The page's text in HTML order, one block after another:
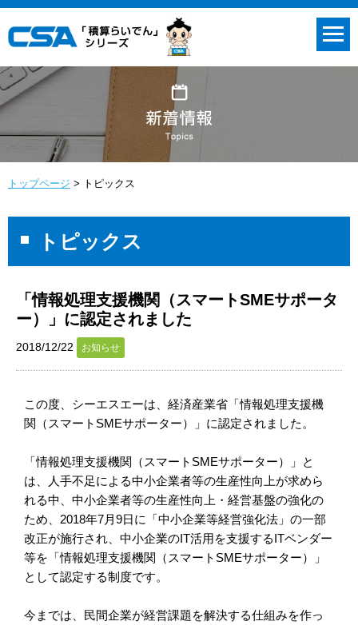
トップページ トピックス
トピックス
「情報処理支援機関（スマートSMEサポータ
ー）」に認定されました
2018/12/22 お知らせ
この度、シーエスエーは、経済産業省「情報処理支援機
関（スマートSMEサポーター）」に認定されました。
「情報処理支援機関（スマートSMEサポーター）」と
は、人手不足による中小企業者等の生産性向上が求めら
れる中、中小企業者等の生産性向上・経営基盤の強化の
ため、2018年7月9日に「中小企業等経営強化法」の一部
改正が施行され、中小企業のIT活用を支援するITベンダー
等を「情報処理支援機関（スマートSMEサポーター）」
として認定する制度です。
今までは、民間企業が経営課題を解決する仕組みを作っ